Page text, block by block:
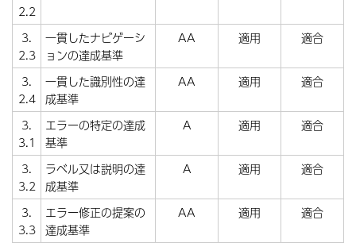
2.2
3.
2.3
一貫したナビゲーシ
ョンの達成基準
AA 適用 適合
3.
2.4
一貫した識別性の達
成基準
AA 適用 適合
3.
3.1
エラーの特定の達成
基準
A 適用 適合
3.
3.2
ラベル又は説明の達
成基準
A 適用 適合
3.
3.3
エラー修正の提案の
達成基準
AA 適用 適合